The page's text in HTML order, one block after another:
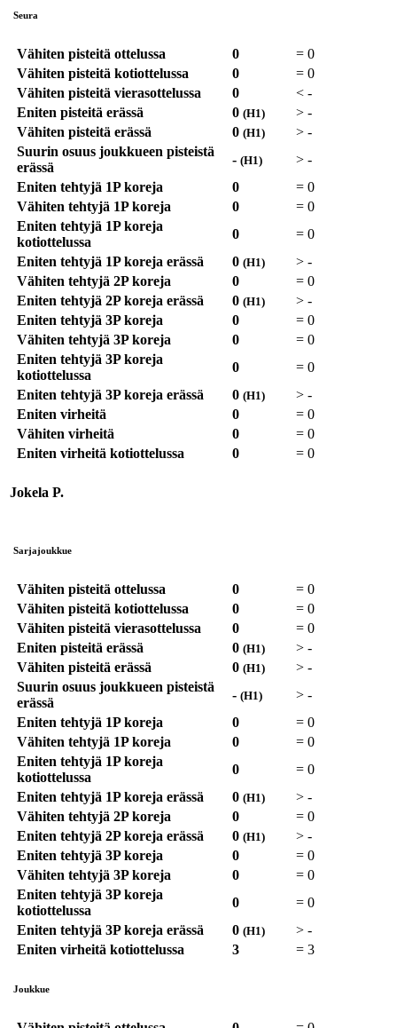
Seura
Vähiten pisteitä ottelussa 0 = 0
Vähiten pisteitä kotiottelussa
0 = 0
Vähiten pisteitä vierasottelussa
0 < -
Eniten pisteitä erässä
0 (H1) > -
Vähiten pisteitä erässä
0 (H1) > -
Suurin osuus joukkueen pisteistä
erässä
- (H1) > -
Eniten tehtyjä 1P koreja
0 = 0
Vähiten tehtyjä 1P koreja
0 = 0
Eniten tehtyjä 1P koreja
kotiottelussa
0 = 0
Eniten tehtyjä 1P koreja erässä
0 (H1) > -
Vähiten tehtyjä 2P koreja
0 = 0
Eniten tehtyjä 2P koreja erässä
0 (H1) > -
Eniten tehtyjä 3P koreja
0 = 0
Vähiten tehtyjä 3P koreja
0 = 0
Eniten tehtyjä 3P koreja
kotiottelussa
0 = 0
Eniten tehtyjä 3P koreja erässä
0 (H1) > -
Eniten virheitä
0 = 0
Vähiten virheitä
0 = 0
Eniten virheitä kotiottelussa
0 = 0
Jokela P.
Sarjajoukkue
Vähiten pisteitä ottelussa 0 = 0
Vähiten pisteitä kotiottelussa
0 = 0
Vähiten pisteitä vierasottelussa
0 = 0
Eniten pisteitä erässä
0 (H1) > -
Vähiten pisteitä erässä
0 (H1) > -
Suurin osuus joukkueen pisteistä
erässä
- (H1) > -
Eniten tehtyjä 1P koreja
0 = 0
Vähiten tehtyjä 1P koreja
0 = 0
Eniten tehtyjä 1P koreja
kotiottelussa
0 = 0
Eniten tehtyjä 1P koreja erässä
0 (H1) > -
Vähiten tehtyjä 2P koreja
0 = 0
Eniten tehtyjä 2P koreja erässä
0 (H1) > -
Eniten tehtyjä 3P koreja
0 = 0
Vähiten tehtyjä 3P koreja
0 = 0
Eniten tehtyjä 3P koreja
kotiottelussa
0 = 0
Eniten tehtyjä 3P koreja erässä
0 (H1) > -
Eniten virheitä kotiottelussa
3 = 3
Joukkue